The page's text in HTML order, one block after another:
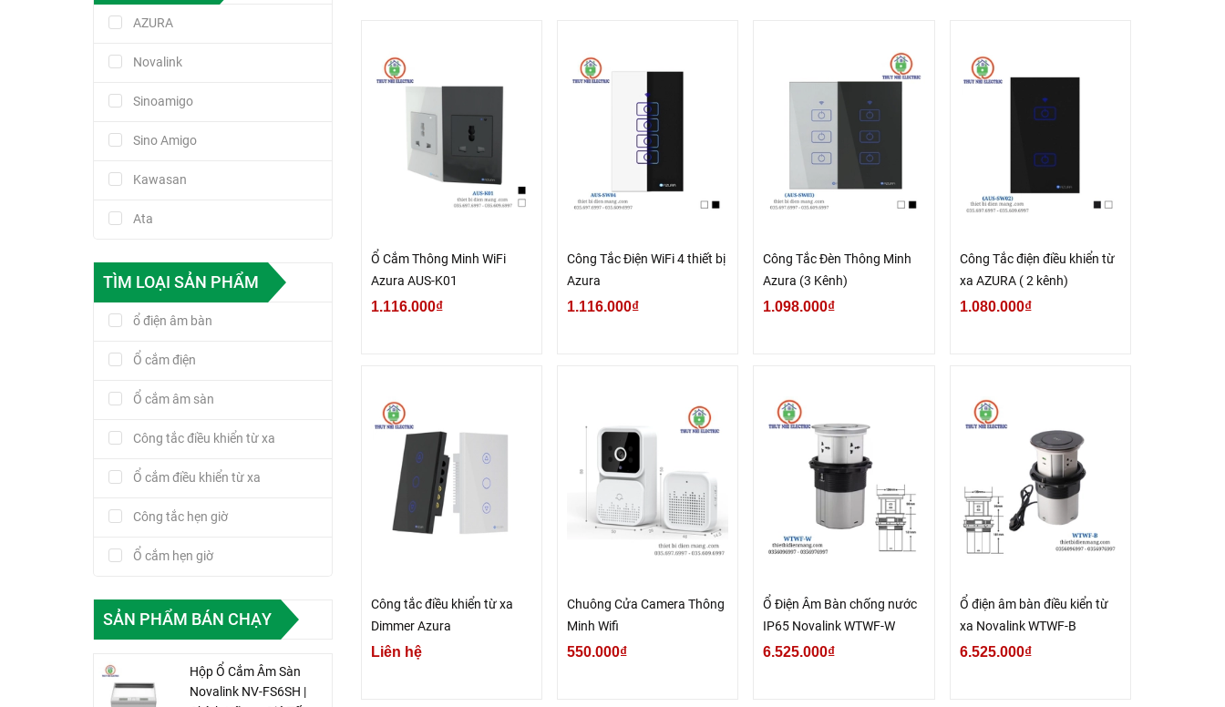
Ổ Cắm Thông Minh WiFi
Azura AUS-K01
1.116.000₫
Công Tắc Điện WiFi 4 thiết bị
Azura
1.116.000₫
Công Tắc Đèn Thông Minh
Azura (3 Kênh)
1.098.000₫
Công Tắc điện điều khiển từ
xa AZURA ( 2 kênh)
1.080.000₫
Công tắc điều khiển từ xa
Dimmer Azura
Liên hệ
Chuông Cửa Camera Thông
Minh Wifi
550.000₫
Ổ Điện Âm Bàn chống nước
IP65 Novalink WTWF-W
6.525.000₫
Ổ điện âm bàn điều kiển từ
xa Novalink WTWF-B
6.525.000₫
AZURA
Novalink
Sinoamigo
Sino Amigo
Kawasan
Ata
TÌM LOẠI SẢN PHẨM
ổ điện âm bàn
Ổ cắm điện
Ổ cắm âm sàn
Công tắc điều khiển từ xa
Ổ cắm điều khiển từ xa
Công tắc hẹn giờ
Ổ cắm hẹn giờ
chuông cửa không dây
SẢN PHẨM BÁN CHẠY
Hộp Ổ Cắm Âm Sàn
Novalink NV-FS6SH |